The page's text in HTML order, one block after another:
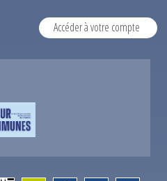
Accéder à votre compte